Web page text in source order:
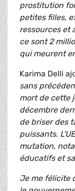
prostitution
petites filles,
ressources et
ce sont 2
qui meurent
Karima Delli
sans
mort de cette
décembre
de briser des
puissants.
mutation,
éducatifs et
Je me félicite